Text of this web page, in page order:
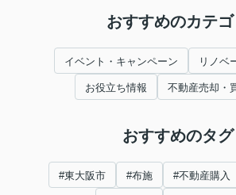
おすすめのカテゴ
イベント・キャンペーン リノベ
お役立ち情報 不動産売却・
おすすめのタグ
#東大阪市 #布施 #不動産購入